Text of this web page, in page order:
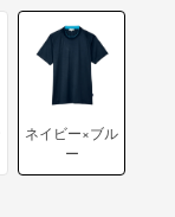
ネイビー×ブル
ー